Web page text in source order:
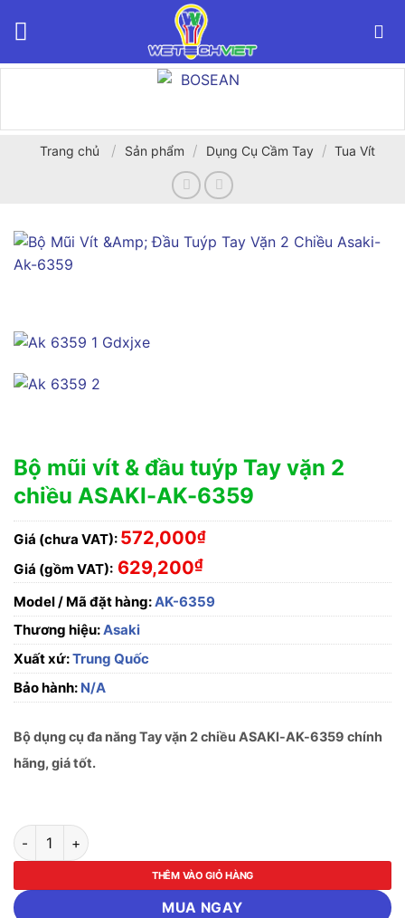
Trang chủ / Sản phẩm / Dụng Cụ Cầm Tay / Tua Vít
Bộ mũi vít & đầu tuýp Tay vặn 2
chiều ASAKI-AK-6359
Giá (chưa VAT): 572,000₫
Giá (gồm VAT): 629,200₫
Model / Mã đặt hàng:AK-6359
Thương hiệu:Asaki
Xuất xứ:Trung Quốc
Bảo hành: N/A
Bộ dụng cụ đa năng Tay vặn 2 chiều ASAKI-AK-6359 chính
hãng, giá tốt.
Bộ mũi vít & đầu tuýp Tay vặn 2 chiều ASAKI-AK-6359 số
THÊM VÀO GIỎ HÀNG
MUA NGAY